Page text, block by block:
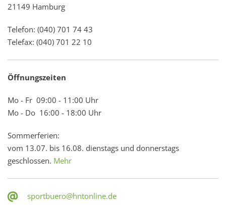
21149 Hamburg
Telefon: (040) 701 74 43
Telefax: (040) 701 22 10
Öffnungszeiten
Mo - Fr 09:00 - 11:00 Uhr
Mo - Do 16:00 - 18:00 Uhr
Sommerferien:
vom 13.07. bis 16.08. dienstags und donnerstags
geschlossen. Mehr
sportbuero@hntonline.de